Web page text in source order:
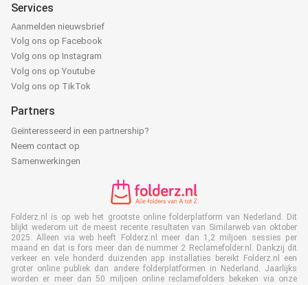
Services
Aanmelden nieuwsbrief
Volg ons op Facebook
Volg ons op Instagram
Volg ons op Youtube
Volg ons op TikTok
Partners
Geïnteresseerd in een partnership?
Neem contact op
Samenwerkingen
Folderz.nl is op web het grootste online folderplatform van Nederland. Dit
blijkt wederom uit de meest recente resultaten van Similarweb van oktober
2025. Alleen via web heeft Folderz.nl meer dan 1,2 miljoen sessies per
maand en dat is fors meer dan de nummer 2 Reclamefolder.nl. Dankzij dit
verkeer en vele honderd duizenden app installaties bereikt Folderz.nl een
groter online publiek dan andere folderplatformen in Nederland. Jaarlijks
worden er meer dan 50 miljoen online reclamefolders bekeken via onze